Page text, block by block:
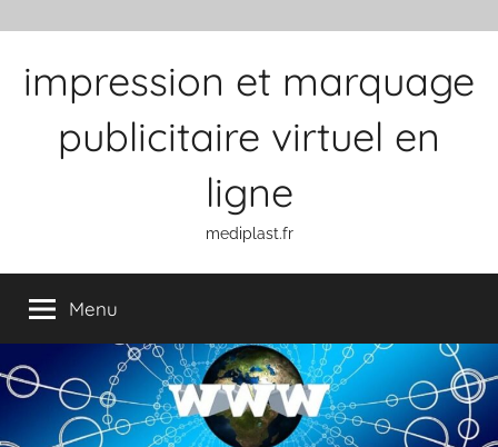
impression et marquage
publicitaire virtuel en
ligne
mediplast.fr
Menu